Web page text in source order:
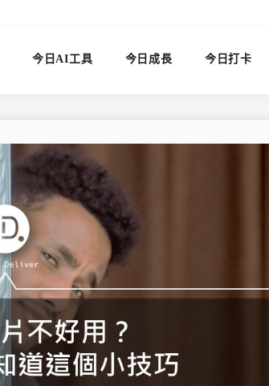
今日AI工具 今日成長 今日打卡